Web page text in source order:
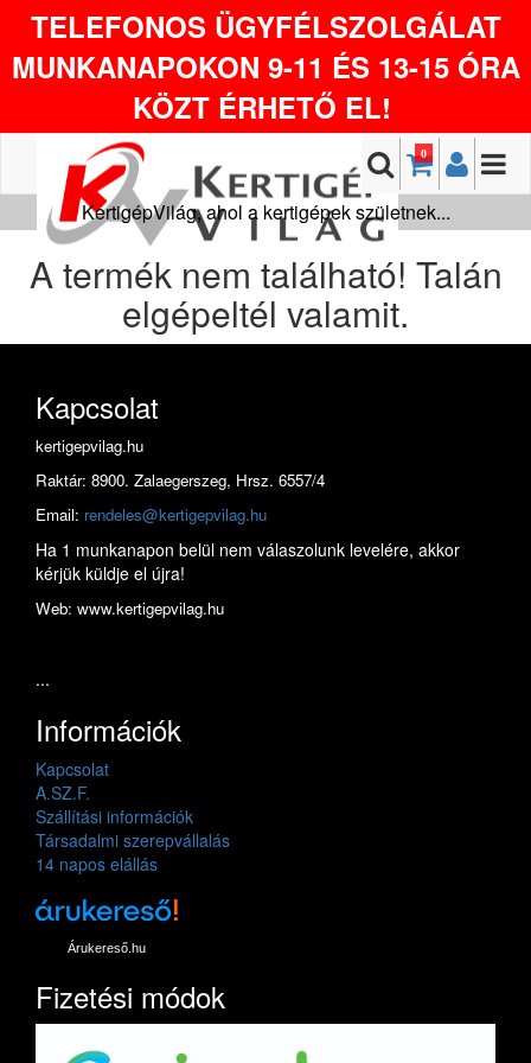
TELEFONOS ÜGYFÉLSZOLGÁLAT
MUNKANAPOKON 9-11 ÉS 13-15 ÓRA
KÖZT ÉRHETŐ EL!
0
KertigépVilág, ahol a kertigépek születnek...
A termék nem található! Talán
elgépeltél valamit.
Kapcsolat
kertigepvilag.hu
Raktár: 8900. Zalaegerszeg, Hrsz. 6557/4
Email: rendeles@kertigepvilag.hu
Ha 1 munkanapon belül nem válaszolunk levelére, akkor
kérjük küldje el újra!
Web: www.kertigepvilag.hu
...
Információk
Kapcsolat
A.SZ.F.
Szállítási információk
Társadalmi szerepvállalás
14 napos elállás
Árukereső.hu
Fizetési módok